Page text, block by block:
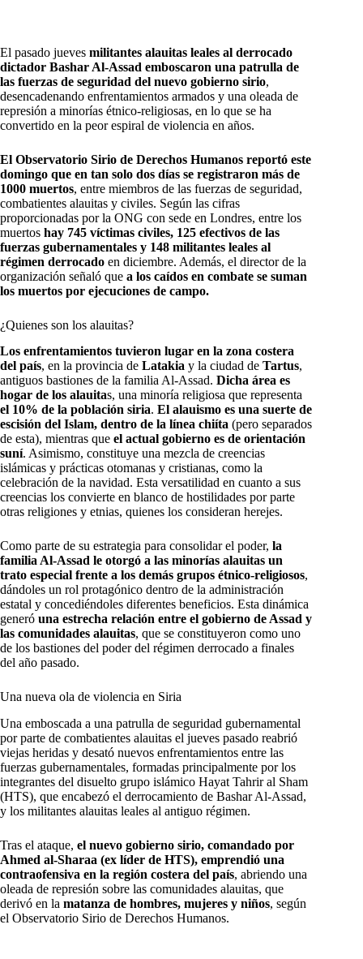
El pasado jueves militantes alauitas leales al derrocado
dictador Bashar Al-Assad emboscaron una patrulla de
las fuerzas de seguridad del nuevo gobierno sirio,
desencadenando enfrentamientos armados y una oleada de
represión a minorías étnico-religiosas, en lo que se ha
convertido en la peor espiral de violencia en años.
El Observatorio Sirio de Derechos Humanos reportó este
domingo que en tan solo dos días se registraron más de
1000 muertos, entre miembros de las fuerzas de seguridad,
combatientes alauitas y civiles. Según las cifras
proporcionadas por la ONG con sede en Londres, entre los
muertos hay 745 víctimas civiles, 125 efectivos de las
fuerzas gubernamentales y 148 militantes leales al
régimen derrocado en diciembre. Además, el director de la
organización señaló que a los caídos en combate se suman
los muertos por ejecuciones de campo.
¿Quienes son los alauitas?
Los enfrentamientos tuvieron lugar en la zona costera
del país, en la provincia de Latakia y la ciudad de Tartus,
antiguos bastiones de la familia Al-Assad. Dicha área es
hogar de los alauitas, una minoría religiosa que representa
el 10% de la población siria. El alauismo es una suerte de
escisión del Islam, dentro de la línea chiíta (pero separados
de esta), mientras que el actual gobierno es de orientación
suní. Asimismo, constituye una mezcla de creencias
islámicas y prácticas otomanas y cristianas, como la
celebración de la navidad. Esta versatilidad en cuanto a sus
creencias los convierte en blanco de hostilidades por parte
otras religiones y etnias, quienes los consideran herejes.
Como parte de su estrategia para consolidar el poder, la
familia Al-Assad le otorgó a las minorías alauitas un
trato especial frente a los demás grupos étnico-religiosos,
dándoles un rol protagónico dentro de la administración
estatal y concediéndoles diferentes beneficios. Esta dinámica
generó una estrecha relación entre el gobierno de Assad y
las comunidades alauitas, que se constituyeron como uno
de los bastiones del poder del régimen derrocado a finales
del año pasado.
Una nueva ola de violencia en Siria
Una emboscada a una patrulla de seguridad gubernamental
por parte de combatientes alauitas el jueves pasado reabrió
viejas heridas y desató nuevos enfrentamientos entre las
fuerzas gubernamentales, formadas principalmente por los
integrantes del disuelto grupo islámico Hayat Tahrir al Sham
(HTS), que encabezó el derrocamiento de Bashar Al-Assad,
y los militantes alauitas leales al antiguo régimen.
Tras el ataque, el nuevo gobierno sirio, comandado por
Ahmed al-Sharaa (ex líder de HTS), emprendió una
contraofensiva en la región costera del país, abriendo una
oleada de represión sobre las comunidades alauitas, que
derivó en la matanza de hombres, mujeres y niños, según
el Observatorio Sirio de Derechos Humanos.